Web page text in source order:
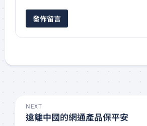
NEXT
遠離中國的網通產品保平安